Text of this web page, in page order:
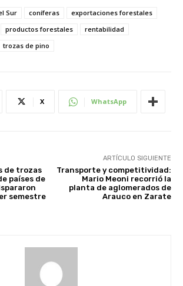
Sur coníferas
exportaciones forestales
productos forestales
rentabilidad
trozas de pino
X WhatsApp
de trozas
países de
semestre
ARTÍCULO SIGUIENTE
Transporte y competitividad:
Mario Meoni recorrió la
planta de aglomerados de
Arauco en Zarate